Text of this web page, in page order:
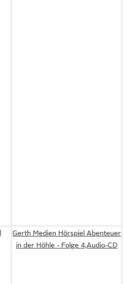
Gerth Medien Hörspiel Abenteuer
in der Höhle - Folge 4,Audio-CD